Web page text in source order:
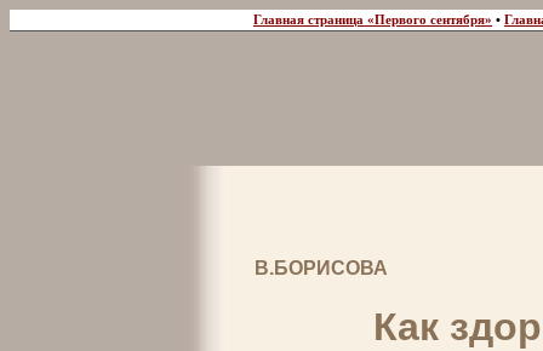
Главная страница «Первого сентября» •
В.БОРИСОВА
Как